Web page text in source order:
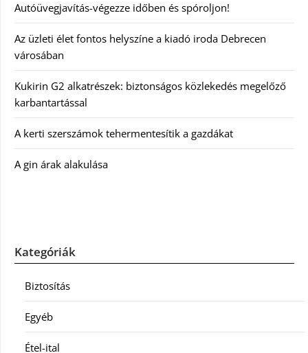
Autóüvegjavítás-végezze időben és spóroljon!
Az üzleti élet fontos helyszíne a kiadó iroda Debrecen
városában
Kukirin G2 alkatrészek: biztonságos közlekedés megelőző
karbantartással
A kerti szerszámok tehermentesítik a gazdákat
A gin árak alakulása
Kategóriák
Biztosítás
Egyéb
Étel-ital